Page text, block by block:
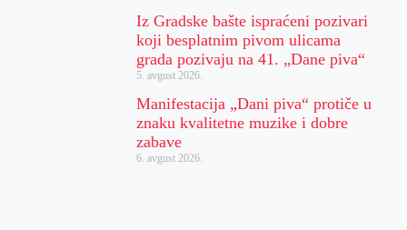
Iz Gradske bašte ispraćeni pozivari
koji besplatnim pivom ulicama
grada pozivaju na 41. „Dane piva“
5. avgust 2026.
Manifestacija „Dani piva“ protiče u
znaku kvalitetne muzike i dobre
zabave
6. avgust 2026.